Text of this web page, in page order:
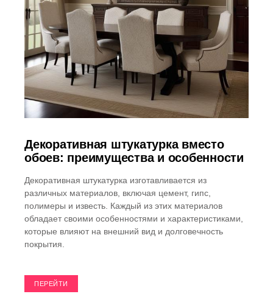
Декоративная штукатурка вместо
обоев: преимущества и особенности
Декоративная штукатурка изготавливается из
различных материалов, включая цемент, гипс,
полимеры и известь. Каждый из этих материалов
обладает своими особенностями и характеристиками,
которые влияют на внешний вид и долговечность
покрытия.
ПЕРЕЙТИ